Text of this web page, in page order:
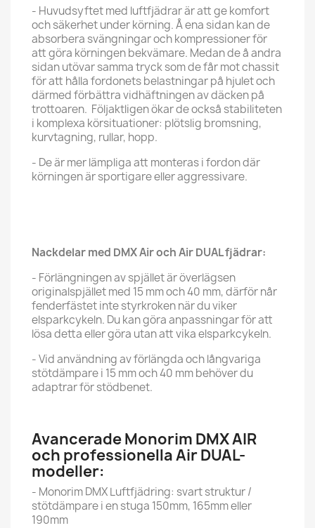
- Huvudsyftet med luftfjädrar är att ge komfort
och säkerhet under körning. Å ena sidan kan de
absorbera svängningar och kompressioner för
att göra körningen bekvämare. Medan de å andra
sidan utövar samma tryck som de får mot chassit
för att hålla fordonets belastningar på hjulet och
därmed förbättra vidhäftningen av däcken på
trottoaren. Följaktligen ökar de också stabiliteten
i komplexa körsituationer: plötslig bromsning,
kurvtagning, rullar, hopp.
- De är mer lämpliga att monteras i fordon där
körningen är sportigare eller aggressivare.
Nackdelar med DMX Air och Air DUAL fjädrar:
- Förlängningen av spjället är överlägsen
originalspjället med 15 mm och 40 mm, därför når
fenderfästet inte styrkroken när du viker
elsparkcykeln. Du kan göra anpassningar för att
lösa detta eller göra utan att vika elsparkcykeln.
- Vid användning av förlängda och långvariga
stötdämpare i 15 mm och 40 mm behöver du
adaptrar för stödbenet.
Avancerade Monorim DMX AIR
och professionella Air DUAL-
modeller:
- Monorim DMX Luftfjädring: svart struktur /
stötdämpare i en stuga 150mm, 165mm eller
190mm